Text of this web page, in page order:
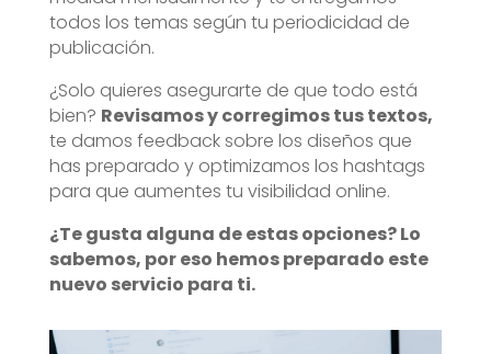
todos los temas según tu periodicidad de
publicación.
¿Solo quieres asegurarte de que todo está
bien? Revisamos y corregimos tus textos,
te damos feedback sobre los diseños que
has preparado y optimizamos los hashtags
para que aumentes tu visibilidad online.
¿Te gusta alguna de estas opciones? Lo
sabemos, por eso hemos preparado este
nuevo servicio para ti.